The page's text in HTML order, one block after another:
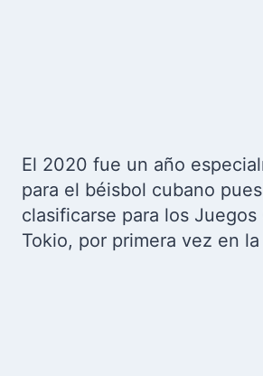
El 2020 fue un año
para el béisbol cubano
clasificarse para los Juegos
Tokio, por primera vez en